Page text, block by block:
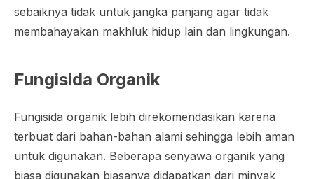
sebaiknya tidak untuk jangka panjang agar tidak
membahayakan makhluk hidup lain dan lingkungan.
Fungisida Organik
Fungisida organik lebih direkomendasikan karena
terbuat dari bahan-bahan alami sehingga lebih aman
untuk digunakan. Beberapa senyawa organik yang
biasa digunakan biasanya didapatkan dari minyak